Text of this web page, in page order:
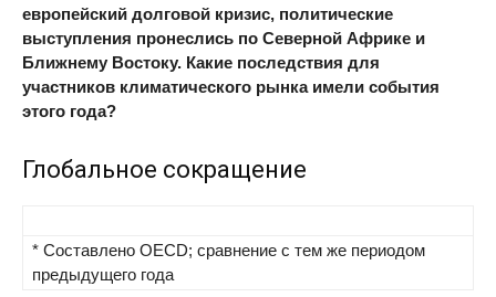
европейский долговой кризис, политические
выступления пронеслись по Северной Африке и
Ближнему Востоку. Какие последствия для
участников климатического рынка имели события
этого года?
Глобальное сокращение
* Составлено OECD; сравнение с тем же периодом
предыдущего года